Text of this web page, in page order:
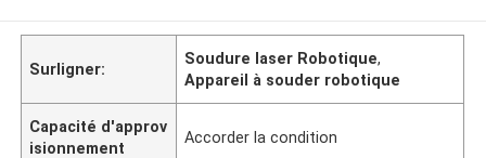
Surligner:
Soudure laser Robotique,
Appareil à souder robotique
Capacité d'approv
isionnement
Accorder la condition